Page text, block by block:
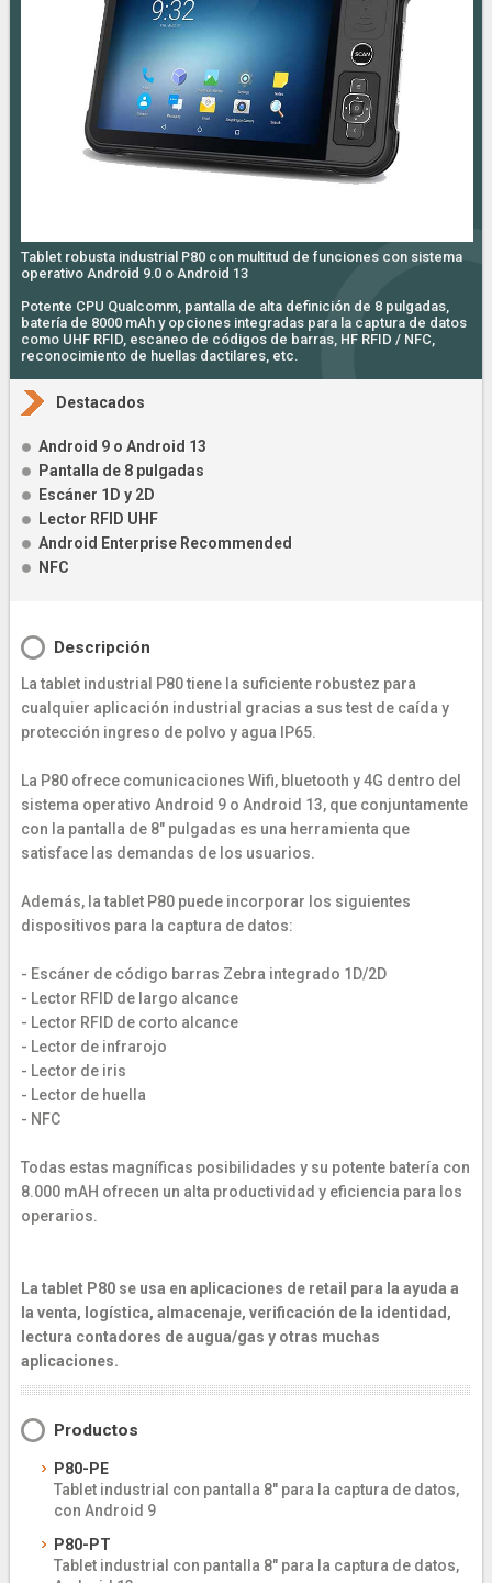
Tablet robusta industrial P80 con multitud de funciones con sistema
operativo Android 9.0 o Android 13
Potente CPU Qualcomm, pantalla de alta definición de 8 pulgadas,
batería de 8000 mAh y opciones integradas para la captura de datos
como UHF RFID, escaneo de códigos de barras, HF RFID / NFC,
reconocimiento de huellas dactilares, etc.
Destacados
Android 9 o Android 13
Pantalla de 8 pulgadas
Escáner 1D y 2D
Lector RFID UHF
Android Enterprise Recommended
NFC
Descripción
La tablet industrial P80 tiene la suficiente robustez para
cualquier aplicación industrial gracias a sus test de caída y
protección ingreso de polvo y agua IP65.
La P80 ofrece comunicaciones Wifi, bluetooth y 4G dentro del
sistema operativo Android 9 o Android 13, que conjuntamente
con la pantalla de 8" pulgadas es una herramienta que
satisface las demandas de los usuarios.
Además, la tablet P80 puede incorporar los siguientes
dispositivos para la captura de datos:
- Escáner de código barras Zebra integrado 1D/2D
- Lector RFID de largo alcance
- Lector RFID de corto alcance
- Lector de infrarojo
- Lector de iris
- Lector de huella
- NFC
Todas estas magníficas posibilidades y su potente batería con
8.000 mAH ofrecen un alta productividad y eficiencia para los
operarios.
La tablet P80 se usa en aplicaciones de retail para la ayuda a
la venta, logística, almacenaje, verificación de la identidad,
lectura contadores de augua/gas y otras muchas
aplicaciones.
Productos
P80-PE
Tablet industrial con pantalla 8" para la captura de datos,
con Android 9
P80-PT
Tablet industrial con pantalla 8" para la captura de datos,